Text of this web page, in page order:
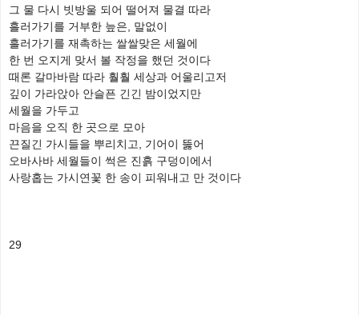
그 물 다시 빗방울 되어 떨어져 물결 따라
흘러가기를 거부한 늪은, 말없이
흘러가기를 재촉하는 쌀쌀맞은 세월에
한 번 오지게 맞서 볼 작정을 했던 것이다
때론 갈마바람 따라 훨훨 세상과 어울리고저
깊이 가라앉아 안슬픈 긴긴 밤이었지만
세월을 가두고
마음을 오직 한 곳으로 모아
끈질긴 가시들을 뿌리치고, 기어이 뚫어
오바사바 세월들이 썩은 진흙 구덩이에서
사랑홉는 가시연꽃 한 송이 피워내고 만 것이다
29